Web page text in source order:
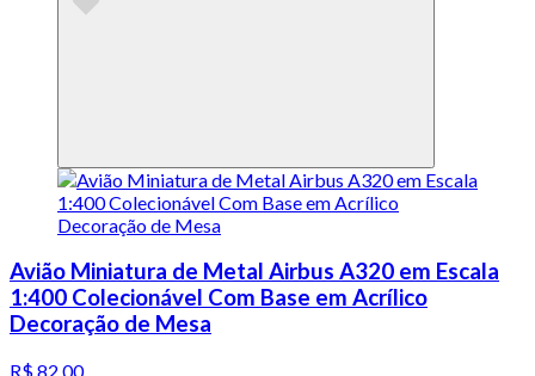
Avião Miniatura de Metal Airbus A320 em Escala
1:400 Colecionável Com Base em Acrílico
Decoração de Mesa
R$ 82,00